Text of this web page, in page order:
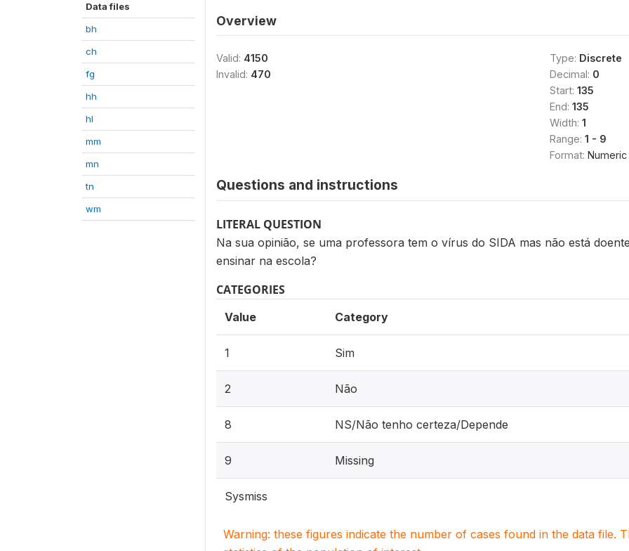
Data files
bh
ch
fg
hh
hl
mm
mn
tn
wm
Overview
Valid: 4150
Invalid: 470
Type: Discrete
Decimal: 0
Start: 135
End: 135
Width: 1
Range: 1 - 9
Format: Numeric
Questions and instructions
LITERAL QUESTION
Na sua opinião, se uma professora tem o vírus do SIDA mas não está
ensinar na escola?
CATEGORIES
Value Category
1 Sim
2 Não
8 NS/Não tenho certeza/Depende
9 Missing
Sysmiss
Warning: these figures indicate the number of cases found in the data file.